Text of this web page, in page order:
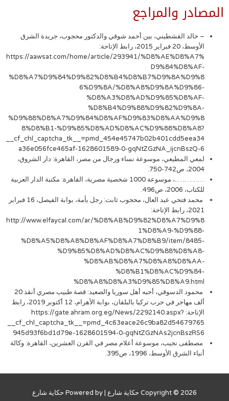
المصادر والمراجع
– خالد القشطيني، بين أحمد شوقي والدكتور محجوب، جريدة الشرق
الأوسط، 20 فبراير 2015، رابط الإتاحة:
https://aawsat.com/home/article/293941/%D8%AE%D8%A7%
D9%84%D8%AF-
%D8%A7%D9%84%D9%82%D8%B4%D8%B7%D9%8A%D9%8
6%D9%8A/%D8%A8%D9%8A%D9%86-
%D8%A3%D8%AD%D9%85%D8%AF-
%D8%B4%D9%88%D9%82%D9%8A-
%D9%88%D8%A7%D9%84%D8%AF%D9%83%D8%AA%D9%8
8%D8%B1-%D9%85%D8%AD%D8%AC%D9%88%D8%A8?
__cf_chl_captcha_tk__=pmd_454e45747b02b401cdd5eea34
a36e056fce465af-1628601589-0-gqNtZGzNA_ijcnBszQ-6
لمعي المطيعي، موسوعة نساء ورجال من مصر، القاهرة: دار الشروق،
2004، ص742-750.
…………..، موسوعة 1000 شخصية مصرية، القاهرة: مكتبة الدار العربية
للكتاب، 2006، ص496.
محمد فتحي عبد العال، محجوب ثابت: رجل بأمة، بوابة الفيصل، 16 فبراير
2021، رابط الإتاحة:
http://www.elfaycal.com/ar/%D8%AB%D9%82%D8%A7%D9%8
1%D8%A9-%D9%88-
%D8%A5%D8%A8%D8%AF%D8%A7%D8%B9/item/8485-
%D9%85%D8%AD%D8%AC%D9%88%D8%A8-
%D8%AB%D8%A7%D8%A8%D8%AA-
%D8%B1%D8%AC%D9%84-
%D8%A8%D8%A3%D9%85%D8%A9.html
محمود الدسوقي، أحبه أهل سوريا والصعيد: قصة طبيب مصري أنقذ 20
ألف مهاجر في حرب تركيا بالبلقان، بوابة الأهرام، 12 أكتوبر 2019، رابط
الإتاحة: https://gate.ahram.org.eg/News/2292140.aspx?
__cf_chl_captcha_tk__=pmd_4c63eace26c9ba82d54679765
945d93f6bd1d79e-1628601594-0-gqNtZGzNAs2jcnBszRS6
مصطفى نجيب، موسوعة أعلام مصر في القرن العشرين، القاهرة: وكالة
أنباء الشرق الأوسط، 1996، ص395.
Copyright © 2026 حكاية شارع | Powered by حكاية شارع